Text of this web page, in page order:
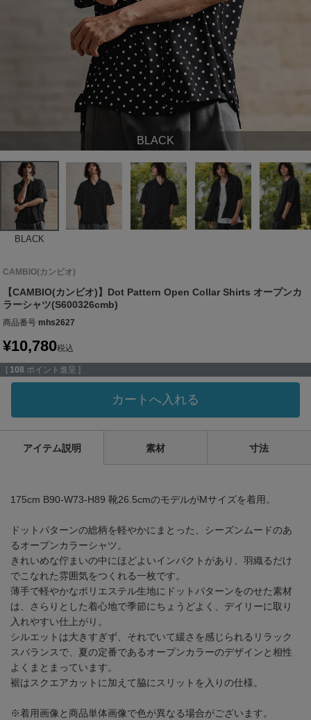
BLACK
BLACK
CAMBIO(カンビオ)
【CAMBIO(カンビオ)】Dot Pattern Open Collar Shirts オープンカ
ラーシャツ(S600326cmb)
商品番号 mhs2627
¥10,780税込
[ 108 ポイント進呈 ]
カートへ入れる
アイテム説明 素材 寸法
175cm B90-W73-H89 靴26.5cmのモデルがMサイズを着用。
ドットパターンの総柄を軽やかにまとった、シーズンムードのあ
るオープンカラーシャツ。
きれいめな佇まいの中にほどよいインパクトがあり、羽織るだけ
でこなれた雰囲気をつくれる一枚です。
薄手で軽やかなポリエステル生地にドットパターンをのせた素材
は、さらりとした着心地で季節にちょうどよく、デイリーに取り
入れやすい仕上がり。
シルエットは大きすぎず、それでいて緩さを感じられるリラック
スバランスで、夏の定番であるオープンカラーのデザインと相性
よくまとまっています。
裾はスクエアカットに加えて脇にスリットを入りの仕様。
※着用画像と商品単体画像で色が異なる場合がございます。